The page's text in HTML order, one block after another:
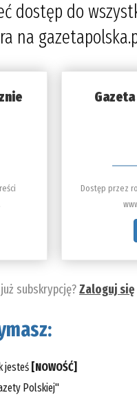
dostęp do
na
Dostęp przez
subskrypcję?Zaloguj się
jesteś [NOWOŚĆ]
Polskiej"